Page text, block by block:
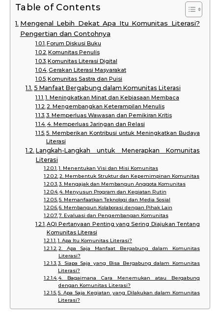
Table of Contents
Mengenal Lebih Dekat Apa Itu Komunitas Literasi?
Pengertian dan Contohnya
Forum Diskusi Buku
Komunitas Penulis
Komunitas Literasi Digital
Gerakan Literasi Masyarakat
Komunitas Sastra dan Puisi
5 Manfaat Bergabung dalam Komunitas Literasi
1. Meningkatkan Minat dan Kebiasaan Membaca
2. Mengembangkan Keterampilan Menulis
3. Memperluas Wawasan dan Pemikiran Kritis
4. Memperluas Jaringan dan Relasi
5. Memberikan Kontribusi untuk Meningkatkan Budaya
Literasi
Langkah-Langkah untuk Menerapkan Komunitas
Literasi
1. Menentukan Visi dan Misi Komunitas
2. Membentuk Struktur dan Kepemimpinan Komunitas
3. Mengajak dan Membangun Anggota Komunitas
4. Menyusun Program dan Kegiatan Rutin
5. Memanfaatkan Teknologi dan Media Sosial
6. Membangun Kolaborasi dengan Pihak Lain
7. Evaluasi dan Pengembangan Komunitas
AQ) Pertanyaan Penting yang Sering Diajukan Tentang
Komunitas Literasi
1. Apa Itu Komunitas Literasi?
2. Apa Saja Manfaat Bergabung dalam Komunitas
Literasi?
3. Siapa Saja yang Bisa Bergabung dalam Komunitas
Literasi?
4. Bagaimana Cara Menemukan atau Bergabung
dengan Komunitas Literasi?
5. Apa Saja Kegiatan yang Dilakukan dalam Komunitas
Literasi?